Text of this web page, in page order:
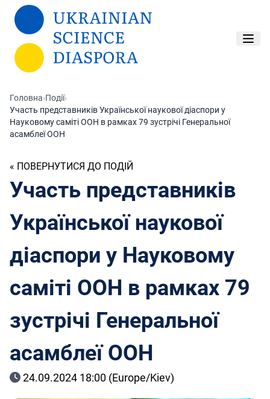
Перейти до основного вмісту
Головна›Події›
Участь представників Української наукової діаспори у
Науковому саміті ООН в рамках 79 зустрічі Генеральної
асамблеї ООН
« ПОВЕРНУТИСЯ ДО ПОДІЙ
Участь представників
Української наукової
діаспори у Науковому
саміті ООН в рамках 79
зустрічі Генеральної
асамблеї ООН
24.09.2024 18:00 (Europe/Kiev)